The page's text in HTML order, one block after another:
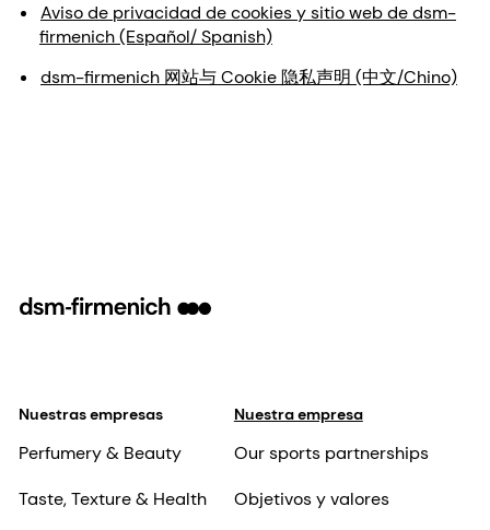
Aviso de privacidad de cookies y sitio web de dsm-
firmenich (Español/ Spanish)
dsm-firmenich 网站与 Cookie 隐私声明 (中文/Chino)
Nuestras empresas
Perfumery & Beauty
Taste, Texture & Health
Nuestra empresa
Our sports partnerships
Objetivos y valores